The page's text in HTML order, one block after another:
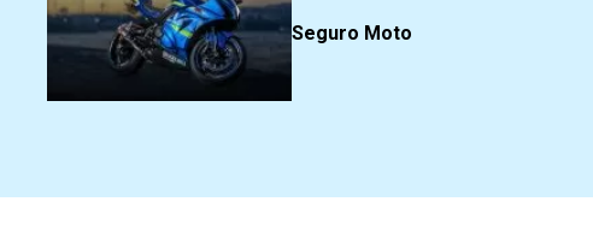
Seguro Moto